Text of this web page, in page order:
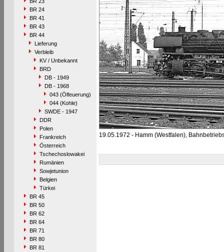
BR 24
BR 41
BR 43
BR 44
Lieferung
Verbleib
KV / Unbekannt
BRD
DB - 1949
DB - 1968
043 (Ölfeuerung)
044 (Kohle)
SWDE - 1947
DDR
Polen
Frankreich
Österreich
Tschechoslowakei
Rumänien
Sowjetunion
Belgien
Türkei
BR 45
BR 50
BR 62
BR 64
BR 71
BR 80
BR 81
19.05.1972 - Hamm (Westfalen),